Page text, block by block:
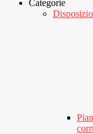
Categorie